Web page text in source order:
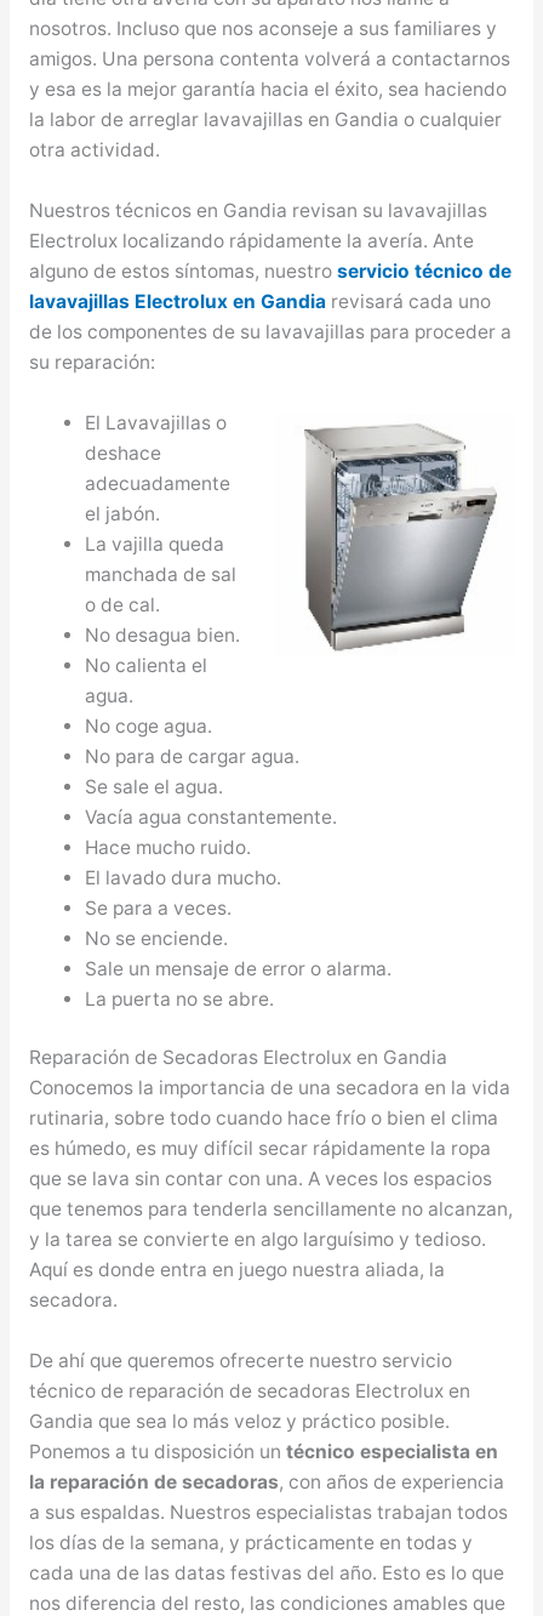
nosotros. Incluso que nos aconseje a sus familiares y
amigos. Una persona contenta volverá a contactarnos
y esa es la mejor garantía hacia el éxito, sea haciendo
la labor de arreglar lavavajillas en Gandia o cualquier
otra actividad.
Nuestros técnicos en Gandia revisan su lavavajillas
Electrolux localizando rápidamente la avería. Ante
alguno de estos síntomas, nuestro servicio técnico de
lavavajillas Electrolux en Gandia revisará cada uno
de los componentes de su lavavajillas para proceder a
su reparación:
El Lavavajillas o
deshace
adecuadamente
el jabón.
La vajilla queda
manchada de sal
o de cal.
No desagua bien.
No calienta el
agua.
No coge agua.
No para de cargar agua.
Se sale el agua.
Vacía agua constantemente.
Hace mucho ruido.
El lavado dura mucho.
Se para a veces.
No se enciende.
Sale un mensaje de error o alarma.
La puerta no se abre.
Reparación de Secadoras Electrolux en Gandia
Conocemos la importancia de una secadora en la vida
rutinaria, sobre todo cuando hace frío o bien el clima
es húmedo, es muy difícil secar rápidamente la ropa
que se lava sin contar con una. A veces los espacios
que tenemos para tenderla sencillamente no alcanzan,
y la tarea se convierte en algo larguísimo y tedioso.
Aquí es donde entra en juego nuestra aliada, la
secadora.
De ahí que queremos ofrecerte nuestro servicio
técnico de reparación de secadoras Electrolux en
Gandia que sea lo más veloz y práctico posible.
Ponemos a tu disposición un técnico especialista en
la reparación de secadoras, con años de experiencia
a sus espaldas. Nuestros especialistas trabajan todos
los días de la semana, y prácticamente en todas y
cada una de las datas festivas del año. Esto es lo que
nos diferencia del resto, las condiciones amables que